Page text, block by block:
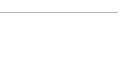
케치북5